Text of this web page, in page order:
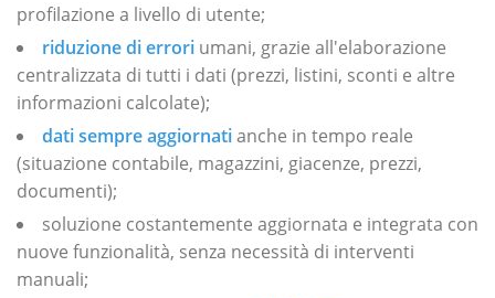
profilazione a livello di utente;
riduzione di errori umani, grazie all'elaborazione
centralizzata di tutti i dati (prezzi, listini, sconti e altre
informazioni calcolate);
dati sempre aggiornatianche in tempo reale
(situazione contabile, magazzini, giacenze, prezzi,
documenti);
soluzione costantemente aggiornata e integrata con
nuove funzionalità, senza necessità di interventi
manuali;